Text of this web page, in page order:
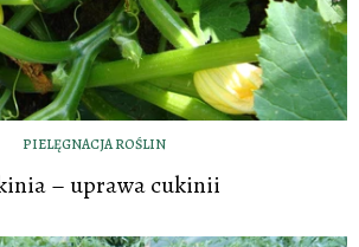
PIELĘGNACJA ROŚLIN
– uprawa cukinii